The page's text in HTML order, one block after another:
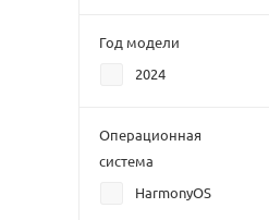
Год модели
2024
Операционная
система
HarmonyOS